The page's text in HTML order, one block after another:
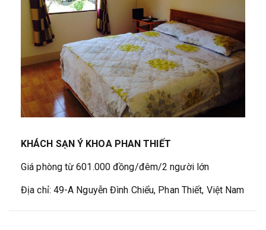
KHÁCH SẠN Ý KHOA PHAN THIẾT
Giá phòng từ 601.000 đồng/đêm/2 người lớn
Địa chỉ: 49-A Nguyễn Đình Chiểu, Phan Thiết, Việt Nam